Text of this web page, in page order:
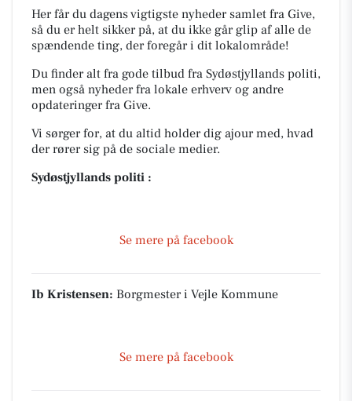
Her får du dagens vigtigste nyheder samlet fra Give,
så du er helt sikker på, at du ikke går glip af alle de
spændende ting, der foregår i dit lokalområde!
Du finder alt fra gode tilbud fra Sydøstjyllands politi,
men også nyheder fra lokale erhverv og andre
opdateringer fra Give.
Vi sørger for, at du altid holder dig ajour med, hvad
der rører sig på de sociale medier.
Sydøstjyllands politi :
Se mere på facebook
Ib Kristensen: Borgmester i Vejle Kommune
Se mere på facebook